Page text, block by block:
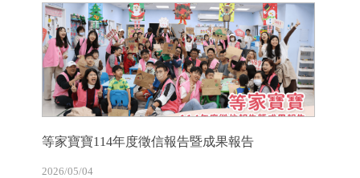
等家寶寶114年度徵信報告暨成果報告
2026/05/04